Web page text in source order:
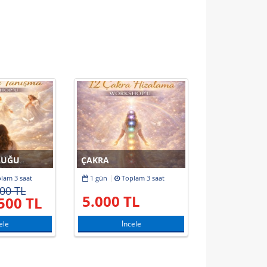
3 saat
TL
TL
ÇAKRA
1 gün Toplam 3 saat
5.000 TL
İncele